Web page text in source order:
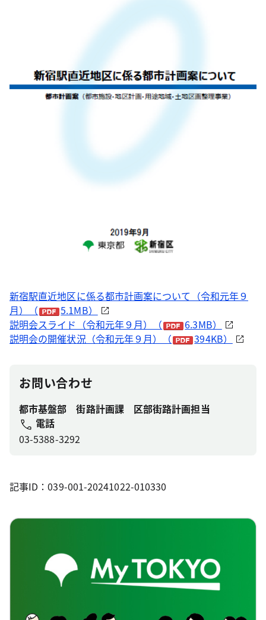
新宿駅直近地区に係る都市計画案について（令和元年９
月）（
5.1MB）
説明会スライド（令和元年９月）（
6.3MB）
説明会の開催状況（令和元年９月）（
394KB）
お問い合わせ
都市基盤部 街路計画課 区部街路計画担当
電話
03-5388-3292
記事ID：039-001-20241022-010330